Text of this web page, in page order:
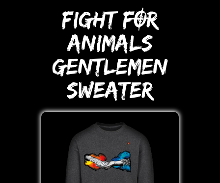
FIGHT FOR
ANIMALS
GENTLEMEN
SWEATER